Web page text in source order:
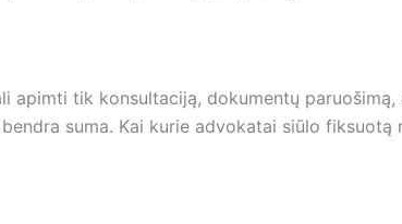
apimti tik konsultaciją, dokumentų
suma. Kai kurie advokatai siūlo